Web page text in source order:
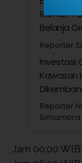
Rumah
Belanja
Reporter
Investasi
Kawasan
Reporter
Simamora
Jam 00:00